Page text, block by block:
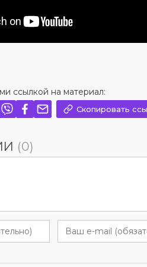
ссылкой на материал:
Скопировать
(0)